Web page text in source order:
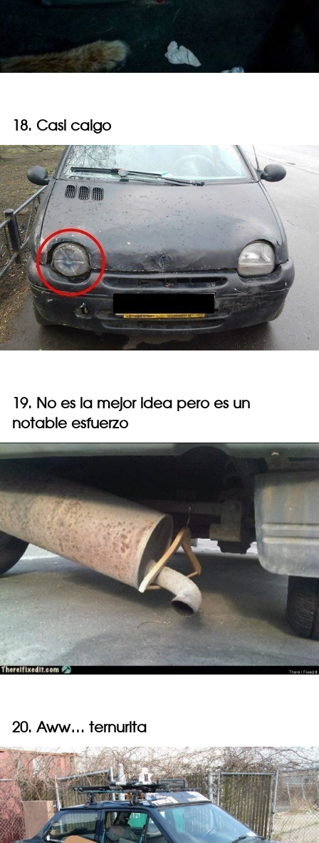
18. Casi caigo
19. No es la mejor idea pero es un
notable esfuerzo
20. Aww… ternurita